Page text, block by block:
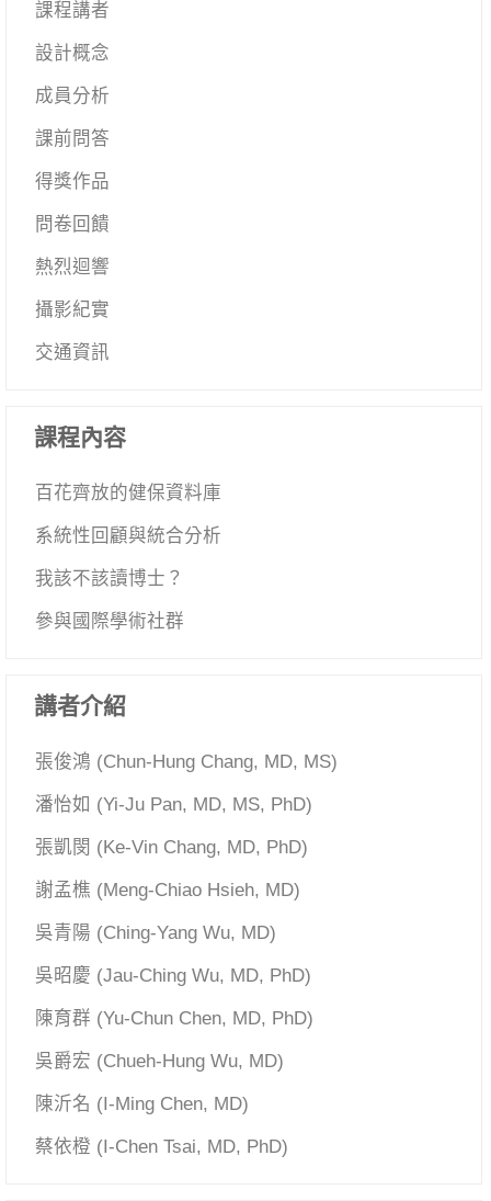
課程講者
設計概念
成員分析
課前問答
得獎作品
問卷回饋
熱烈迴響
攝影紀實
交通資訊
課程內容
百花齊放的健保資料庫
系統性回顧與統合分析
我該不該讀博士？
參與國際學術社群
講者介紹
張俊鴻 (Chun-Hung Chang, MD, MS)
潘怡如 (Yi-Ju Pan, MD, MS, PhD)
張凱閔 (Ke-Vin Chang, MD, PhD)
謝孟樵 (Meng-Chiao Hsieh, MD)
吳青陽 (Ching-Yang Wu, MD)
吳昭慶 (Jau-Ching Wu, MD, PhD)
陳育群 (Yu-Chun Chen, MD, PhD)
吳爵宏 (Chueh-Hung Wu, MD)
陳沂名 (I-Ming Chen, MD)
蔡依橙 (I-Chen Tsai, MD, PhD)